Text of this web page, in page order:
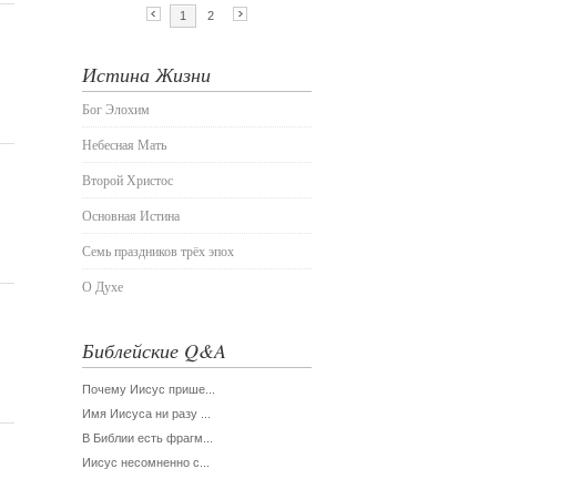
Истина Жизни
Бог Элохим
Небесная Мать
Второй Христос
Основная Истина
Семь праздников трёх эпох
О Духе